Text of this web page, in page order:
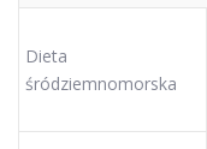
Dieta
śródziemnomorska